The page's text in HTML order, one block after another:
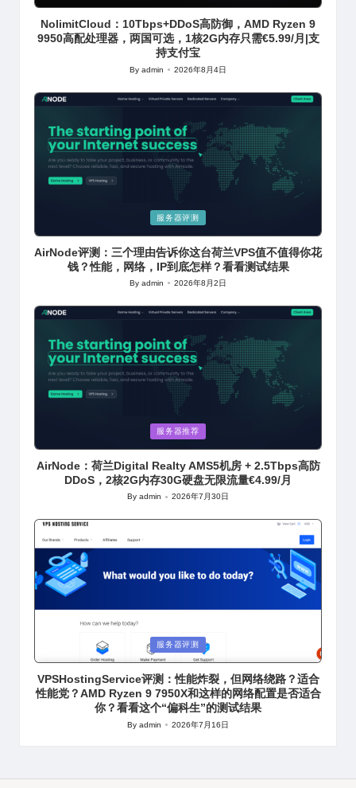
in
NolimitCloud：10Tbps+DDoS高防御，AMD Ryzen 9
9950高配处理器，两国可选，1核2G内存只需€5.99/月|支
持支付宝
Posted
Byadmin 2026年8月4日
in
服务器评测
AirNode评测：三个理由告诉你这台荷兰VPS值不值得你花
钱？性能，网络，IP到底怎样？看看测试结果
Posted
Byadmin 2026年8月2日
in
服务器推荐
AirNode：荷兰Digital Realty AMS5机房 + 2.5Tbps高防
DDoS，2核2G内存30G硬盘无限流量€4.99/月
Posted
Byadmin 2026年7月30日
in
服务器评测
VPSHostingService评测：性能炸裂，但网络绕路？适合
性能党？AMD Ryzen 9 7950X和这样的网络配置是否适合
你？看看这个“偏科生”的测试结果
Posted
Byadmin 2026年7月16日